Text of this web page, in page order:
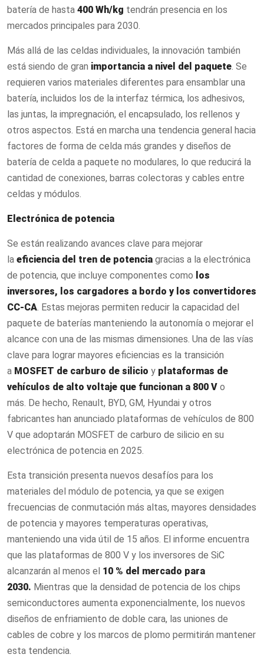
batería de hasta 400 Wh/kg tendrán presencia en los
mercados principales para 2030.
Más allá de las celdas individuales, la innovación también
está siendo de gran importancia a nivel del paquete. Se
requieren varios materiales diferentes para ensamblar una
batería, incluidos los de la interfaz térmica, los adhesivos,
las juntas, la impregnación, el encapsulado, los rellenos y
otros aspectos. Está en marcha una tendencia general hacia
factores de forma de celda más grandes y diseños de
batería de celda a paquete no modulares, lo que reducirá la
cantidad de conexiones, barras colectoras y cables entre
celdas y módulos.
Electrónica de potencia
Se están realizando avances clave para mejorar
la eficiencia del tren de potencia gracias a la electrónica
de potencia, que incluye componentes como los
inversores, los cargadores a bordo y los convertidores
CC-CA. Estas mejoras permiten reducir la capacidad del
paquete de baterías manteniendo la autonomía o mejorar el
alcance con una de las mismas dimensiones. Una de las vías
clave para lograr mayores eficiencias es la transición
a MOSFET de carburo de silicio y plataformas de
vehículos de alto voltaje que funcionan a 800 V o
más. De hecho, Renault, BYD, GM, Hyundai y otros
fabricantes han anunciado plataformas de vehículos de 800
V que adoptarán MOSFET de carburo de silicio en su
electrónica de potencia en 2025.
Esta transición presenta nuevos desafíos para los
materiales del módulo de potencia, ya que se exigen
frecuencias de conmutación más altas, mayores densidades
de potencia y mayores temperaturas operativas,
manteniendo una vida útil de 15 años. El informe encuentra
que las plataformas de 800 V y los inversores de SiC
alcanzarán al menos el 10 % del mercado para
2030. Mientras que la densidad de potencia de los chips
semiconductores aumenta exponencialmente, los nuevos
diseños de enfriamiento de doble cara, las uniones de
cables de cobre y los marcos de plomo permitirán mantener
esta tendencia.